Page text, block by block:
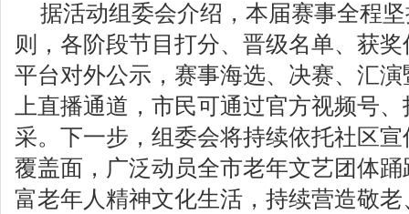
据活动组委会介绍，本届赛事全程
则，各阶段节目打分、晋级名单、获
平台对外公示，赛事海选、决赛、汇
上直播通道，市民可通过官方视频号
采。下一步，组委会将持续依托社区
覆盖面，广泛动员全市老年文艺团体
富老年人精神文化生活，持续营造敬